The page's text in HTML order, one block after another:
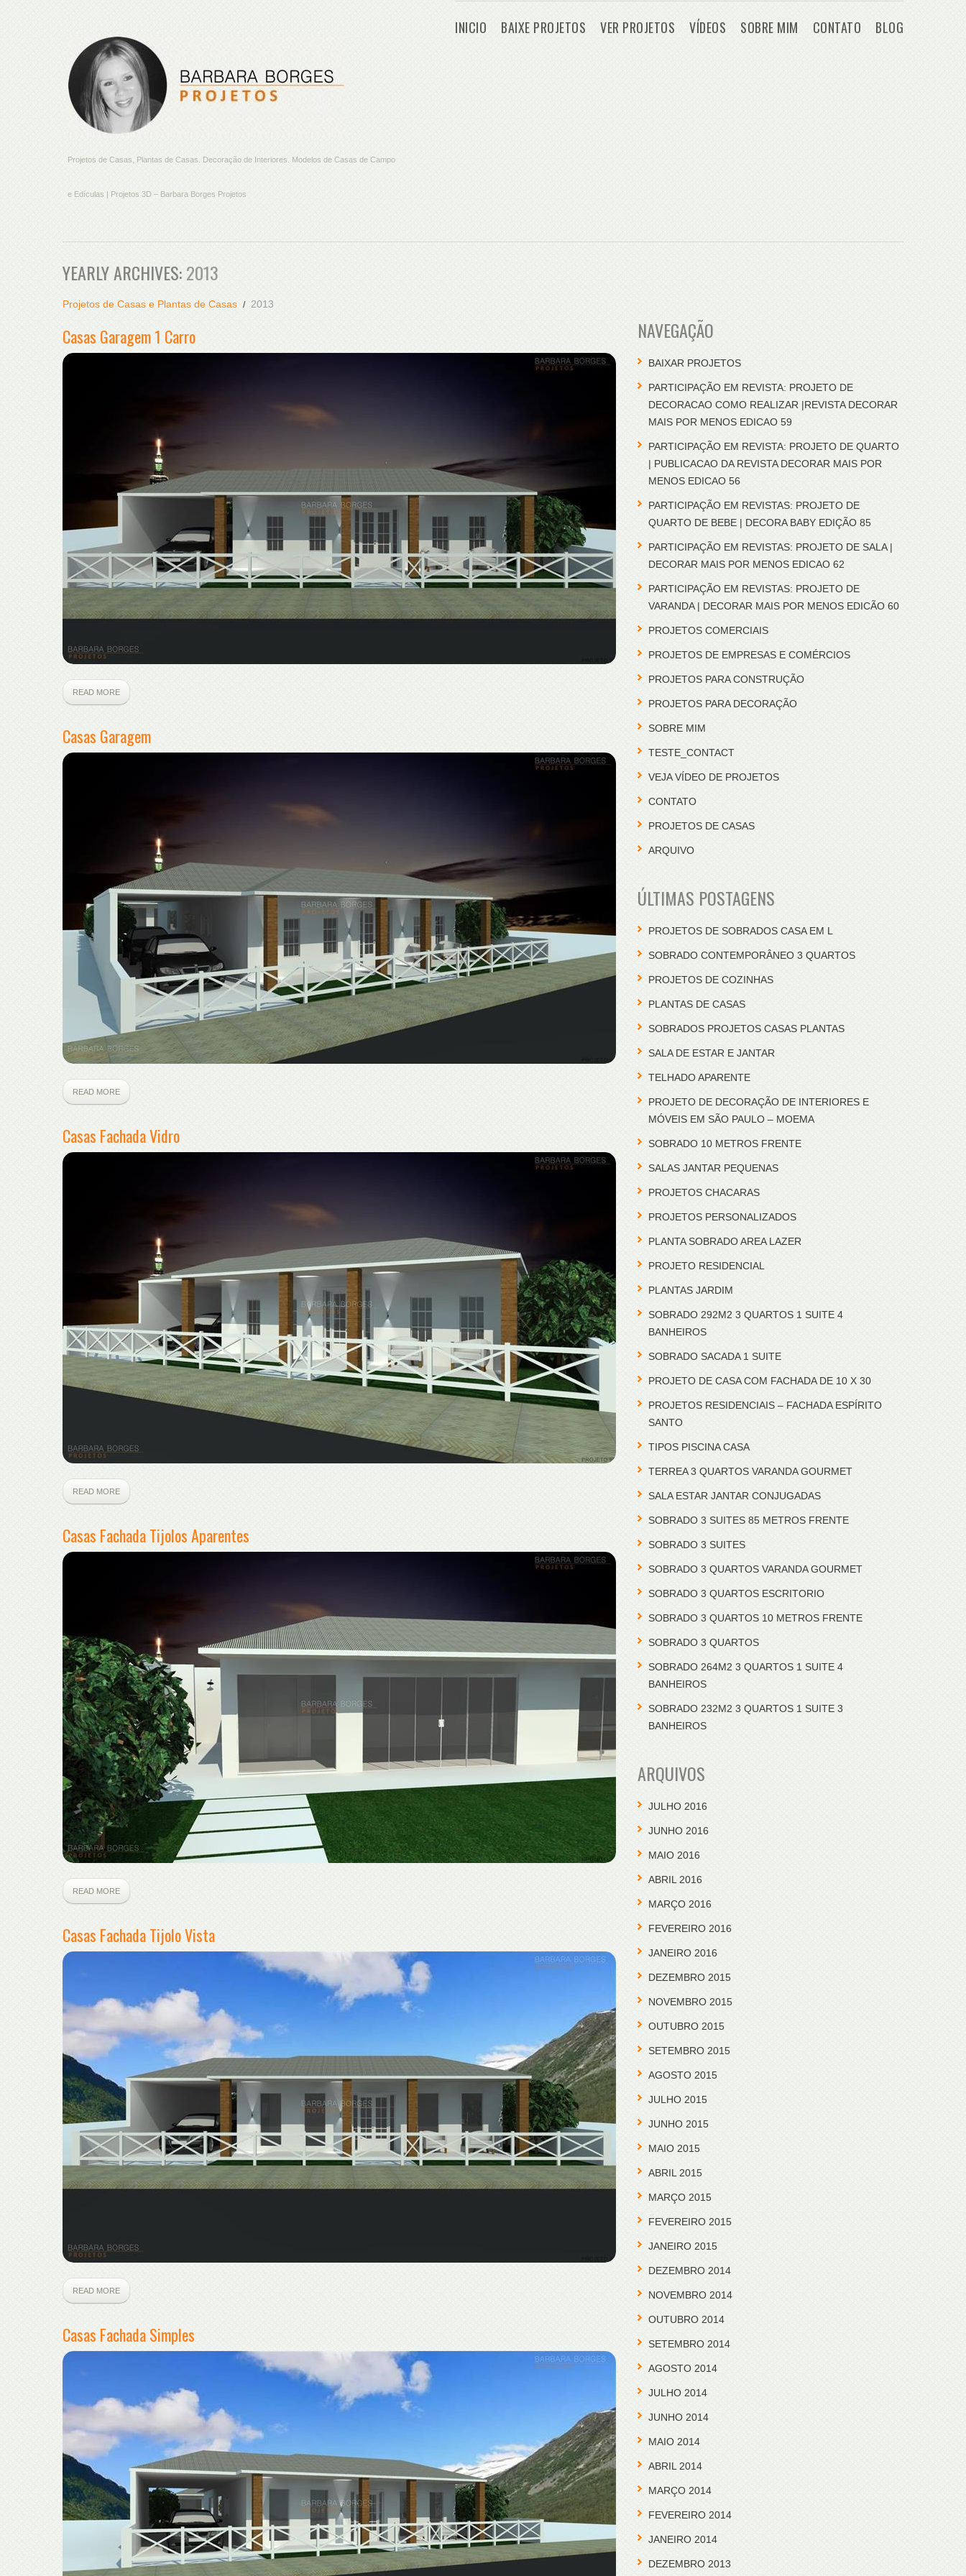
Projetos de Casas, Plantas de Casas. Decoração de Interiores. Modelos de Casas de Campo
e Edículas | Projetos 3D – Barbara Borges Projetos
INICIO BAIXE PROJETOS VER PROJETOS VÍDEOS SOBRE MIM CONTATO BLOG
YEARLY ARCHIVES:2013
Projetos de Casas e Plantas de Casas 2013
Casas Garagem 1 Carro
READ MORE
Casas Garagem
READ MORE
Casas Fachada Vidro
READ MORE
Casas Fachada Tijolos Aparentes
READ MORE
Casas Fachada Tijolo Vista
READ MORE
Casas Fachada Simples
NAVEGAÇÃO
BAIXAR PROJETOS
PARTICIPAÇÃO EM REVISTA: PROJETO DE
DECORACAO COMO REALIZAR |REVISTA DECORAR
MAIS POR MENOS EDICAO 59
PARTICIPAÇÃO EM REVISTA: PROJETO DE QUARTO
| PUBLICACAO DA REVISTA DECORAR MAIS POR
MENOS EDICAO 56
PARTICIPAÇÃO EM REVISTAS: PROJETO DE
QUARTO DE BEBE | DECORA BABY EDIÇÃO 85
PARTICIPAÇÃO EM REVISTAS: PROJETO DE SALA |
DECORAR MAIS POR MENOS EDICAO 62
PARTICIPAÇÃO EM REVISTAS: PROJETO DE
VARANDA | DECORAR MAIS POR MENOS EDICÃO 60
PROJETOS COMERCIAIS
PROJETOS DE EMPRESAS E COMÉRCIOS
PROJETOS PARA CONSTRUÇÃO
PROJETOS PARA DECORAÇÃO
SOBRE MIM
TESTE_CONTACT
VEJA VÍDEO DE PROJETOS
CONTATO
PROJETOS DE CASAS
ARQUIVO
ÚLTIMAS POSTAGENS
PROJETOS DE SOBRADOS CASA EM L
SOBRADO CONTEMPORÂNEO 3 QUARTOS
PROJETOS DE COZINHAS
PLANTAS DE CASAS
SOBRADOS PROJETOS CASAS PLANTAS
SALA DE ESTAR E JANTAR
TELHADO APARENTE
PROJETO DE DECORAÇÃO DE INTERIORES E
MÓVEIS EM SÃO PAULO – MOEMA
SOBRADO 10 METROS FRENTE
SALAS JANTAR PEQUENAS
PROJETOS CHACARAS
PROJETOS PERSONALIZADOS
PLANTA SOBRADO AREA LAZER
PROJETO RESIDENCIAL
PLANTAS JARDIM
SOBRADO 292M2 3 QUARTOS 1 SUITE 4
BANHEIROS
SOBRADO SACADA 1 SUITE
PROJETO DE CASA COM FACHADA DE 10 X 30
PROJETOS RESIDENCIAIS – FACHADA ESPÍRITO
SANTO
TIPOS PISCINA CASA
TERREA 3 QUARTOS VARANDA GOURMET
SALA ESTAR JANTAR CONJUGADAS
SOBRADO 3 SUITES 85 METROS FRENTE
SOBRADO 3 SUITES
SOBRADO 3 QUARTOS VARANDA GOURMET
SOBRADO 3 QUARTOS ESCRITORIO
SOBRADO 3 QUARTOS 10 METROS FRENTE
SOBRADO 3 QUARTOS
SOBRADO 264M2 3 QUARTOS 1 SUITE 4
BANHEIROS
SOBRADO 232M2 3 QUARTOS 1 SUITE 3
BANHEIROS
ARQUIVOS
JULHO 2016
JUNHO 2016
MAIO 2016
ABRIL 2016
MARÇO 2016
FEVEREIRO 2016
JANEIRO 2016
DEZEMBRO 2015
NOVEMBRO 2015
OUTUBRO 2015
SETEMBRO 2015
AGOSTO 2015
JULHO 2015
JUNHO 2015
MAIO 2015
ABRIL 2015
MARÇO 2015
FEVEREIRO 2015
JANEIRO 2015
DEZEMBRO 2014
NOVEMBRO 2014
OUTUBRO 2014
SETEMBRO 2014
AGOSTO 2014
JULHO 2014
JUNHO 2014
MAIO 2014
ABRIL 2014
MARÇO 2014
FEVEREIRO 2014
JANEIRO 2014
DEZEMBRO 2013